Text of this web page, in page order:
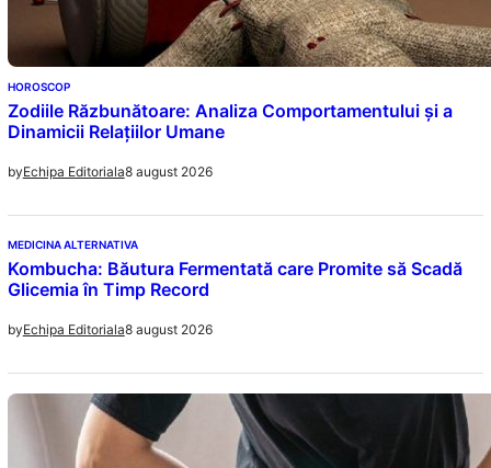
HOROSCOP
Zodiile Răzbunătoare: Analiza Comportamentului și a
Dinamicii Relațiilor Umane
byEchipa Editoriala8 august 2026
MEDICINA ALTERNATIVA
Kombucha: Băutura Fermentată care Promite să Scadă
Glicemia în Timp Record
byEchipa Editoriala8 august 2026